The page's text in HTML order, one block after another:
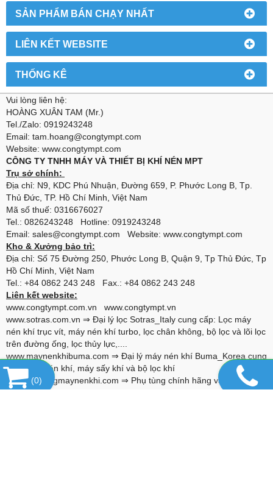
SẢN PHẨM BÁN CHẠY NHẤT
LIÊN KẾT WEBSITE
THỐNG KÊ
Vui lòng liên hệ:
HOÀNG XUÂN TAM (Mr.)
Tel./Zalo: 0919243248
Email: tam.hoang@congtympt.com
Website: www.congtympt.com
CÔNG TY TNHH MÁY VÀ THIẾT BỊ KHÍ NÉN MPT
Trụ sở chính:
Địa chỉ: N9, KDC Phú Nhuận, Đường 659, P. Phước Long B, Tp.
Thủ Đức, TP. Hồ Chí Minh, Việt Nam
Mã số thuế: 0316676027
Tel.: 0826243248 Hotline: 0919243248
Email: sales@congtympt.com Website: www.congtympt.com
Kho & Xưởng bảo trì:
Địa chỉ: Số 75 Đường 250, Phước Long B, Quận 9, Tp Thủ Đức, Tp
Hồ Chí Minh, Việt Nam
Tel.: +84 0862 243 248 Fax.: +84 0862 243 248
Liên kết website:
www.congtympt.com.vn
www.congtympt.vn
www.sotras.com.vn ⇒ Đại lý lọc Sotras_Italy cung cấp: Lọc máy
nén khí trục vít, máy nén khí turbo, lọc chân không, bộ lọc và lõi lọc
trên đường ống, lọc thủy lực,....
www.maynenkhibuma.com ⇒ Đại lý máy nén khí Buma_Korea cung
cấp: Máy nén khí, máy sấy khí và bộ lọc khí
www.phutungmaynenkhi.com ⇒ Phụ tùng chính hãng và thay thế
cho máy nén khí: Alascopco, Boge, Compair, Gardner Denver,
(0)